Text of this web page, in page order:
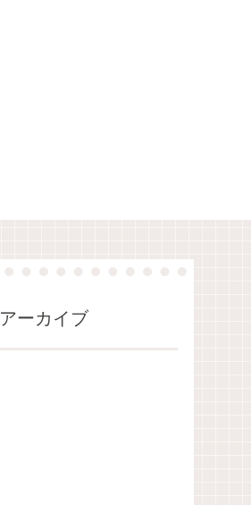
アーカイブ